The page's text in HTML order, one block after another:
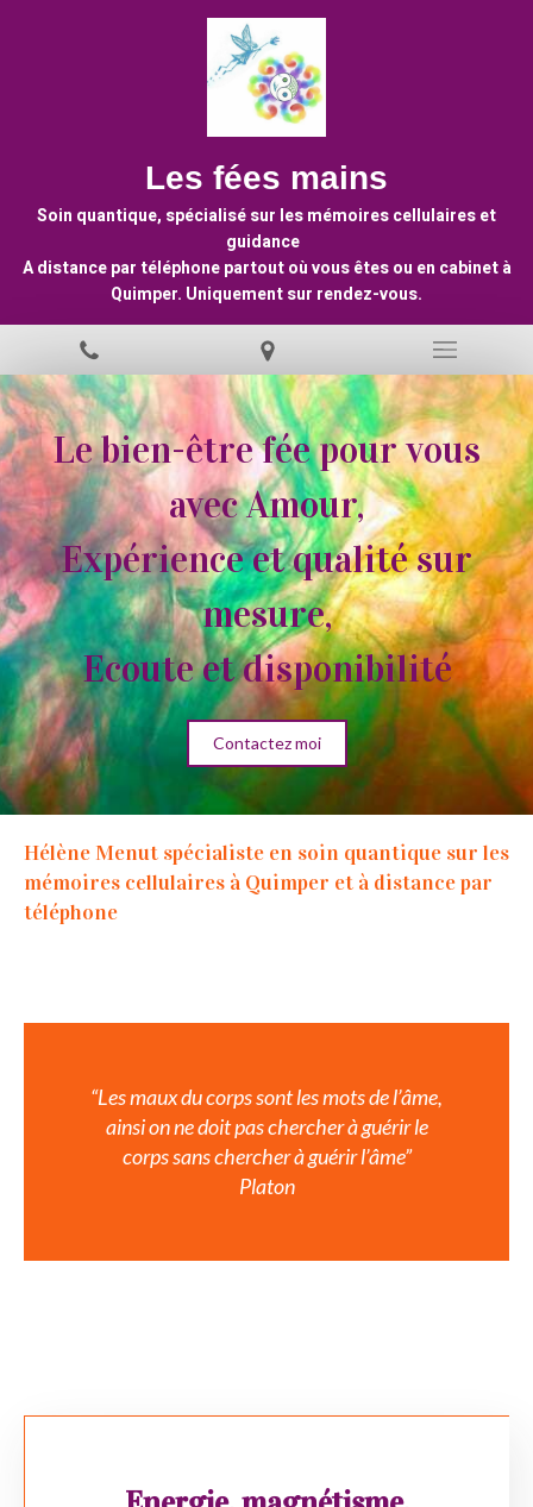
Les fées mains
Soin quantique, spécialisé sur les mémoires cellulaires et
guidance
A distance par téléphone partout où vous êtes ou en cabinet à
Quimper. Uniquement sur rendez-vous.
Le bien-être fée pour vous
avec Amour,
Expérience et qualité sur
mesure,
Ecoute et disponibilité
Contactez moi
Hélène Menut spécialiste en soin quantique sur les
mémoires cellulaires à Quimper et à distance par
téléphone
“Les maux du corps sont les mots de l’âme,
ainsi on ne doit pas chercher à guérir le
corps sans chercher à guérir l’âme”
Platon